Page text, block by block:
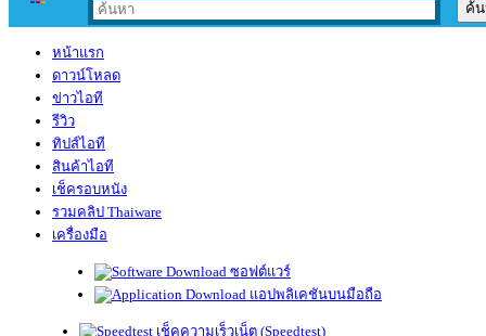
หน้าแรก
ดาวน์โหลด
ข่าวไอที
รีวิว
ทิปส์ไอที
สินค้าไอที
เช็ครอบหนัง
รวมคลิป Thaiware
เครื่องมือ
ซอฟต์แวร์
แอปพลิเคชันบนมือถือ
เช็คความเร็วเน็ต (Speedtest)